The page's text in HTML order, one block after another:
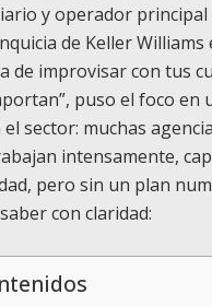
y operador principal
de Keller Williams
de improvisar con tus
puso el foco en
sector: muchas
intensamente,
pero sin un plan
con claridad: